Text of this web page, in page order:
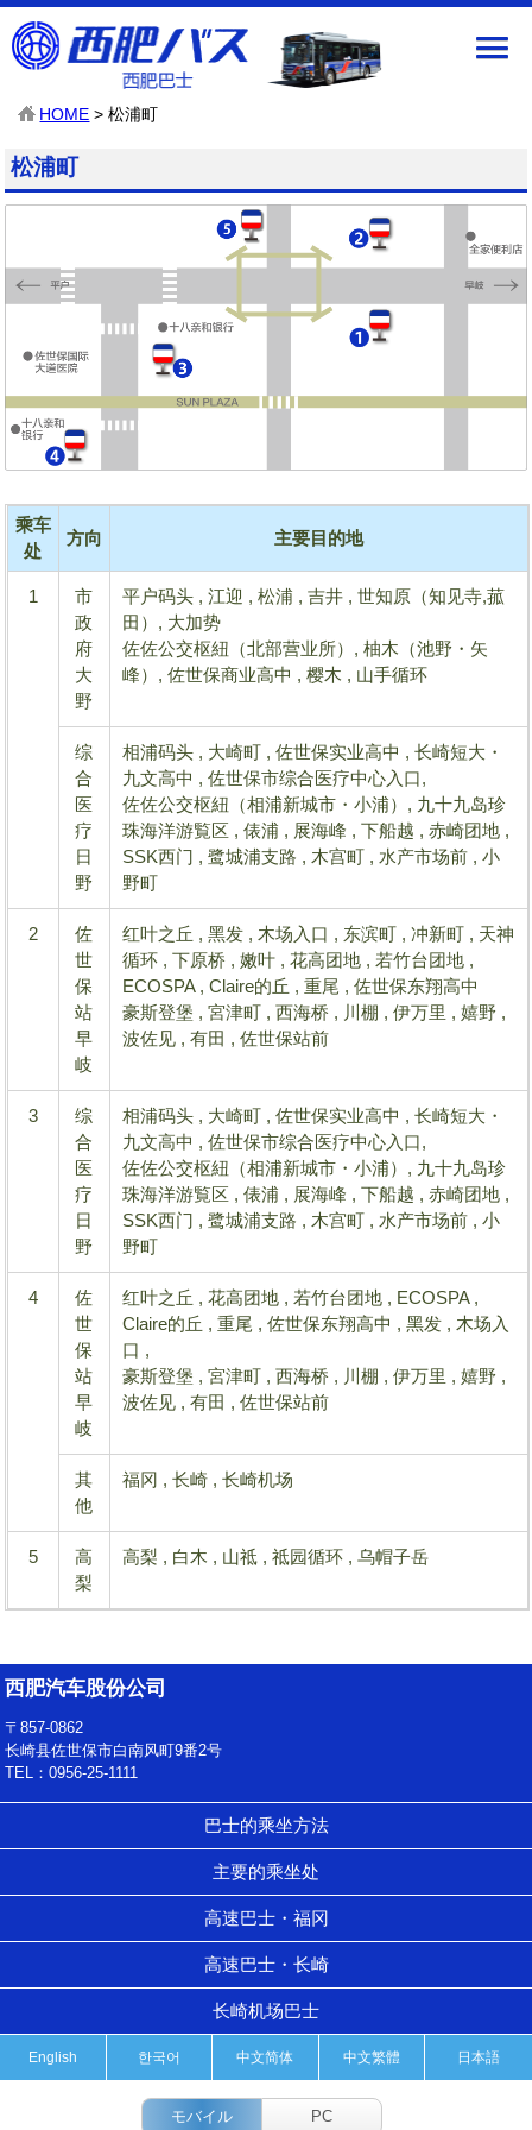
HOME > 松浦町
松浦町
乘车
处
方向 主要目的地
1
市
政
府
大
野
平户码头 , 江迎 , 松浦 , 吉井 , 世知原（知见寺,菰
田）, 大加势
佐佐公交枢紐（北部营业所）, 柚木（池野・矢
峰）, 佐世保商业高中 , 樱木 , 山手循环
综
合
医
疗
日
野
相浦码头 , 大崎町 , 佐世保实业高中 , 长崎短大・
九文高中 , 佐世保市综合医疗中心入口,
佐佐公交枢紐（相浦新城市・小浦）, 九十九岛珍
珠海洋游覧区 , 俵浦 , 展海峰 , 下船越 , 赤崎团地 ,
SSK西门 , 鹭城浦支路 , 木宫町 , 水产市场前 , 小
野町
2
佐
世
保
站
早
岐
红叶之丘 , 黑发 , 木场入口 , 东滨町 , 冲新町 , 天神
循环 , 下原桥 , 嫩叶 , 花高团地 , 若竹台团地 ,
ECOSPA , Claire的丘 , 重尾 , 佐世保东翔高中
豪斯登堡 , 宮津町 , 西海桥 , 川棚 , 伊万里 , 嬉野 ,
波佐见 , 有田 , 佐世保站前
3
综
合
医
疗
日
野
相浦码头 , 大崎町 , 佐世保实业高中 , 长崎短大・
九文高中 , 佐世保市综合医疗中心入口,
佐佐公交枢紐（相浦新城市・小浦）, 九十九岛珍
珠海洋游覧区 , 俵浦 , 展海峰 , 下船越 , 赤崎团地 ,
SSK西门 , 鹭城浦支路 , 木宫町 , 水产市场前 , 小
野町
4
佐
世
保
站
早
岐
红叶之丘 , 花高团地 , 若竹台团地 , ECOSPA ,
Claire的丘 , 重尾 , 佐世保东翔高中 , 黑发 , 木场入
口 ,
豪斯登堡 , 宮津町 , 西海桥 , 川棚 , 伊万里 , 嬉野 ,
波佐见 , 有田 , 佐世保站前
其
他
福冈 , 长崎 , 长崎机场
5
高
梨
高梨 , 白木 , 山祗 , 祗园循环 , 乌帽子岳
西肥汽车股份公司
〒857-0862
长崎县佐世保市白南风町9番2号
TEL：0956-25-1111
巴士的乘坐方法
主要的乘坐处
高速巴士・福冈
高速巴士・长崎
长崎机场巴士
English 한국어 中文简体 中文繁體 日本語
モバイル PC